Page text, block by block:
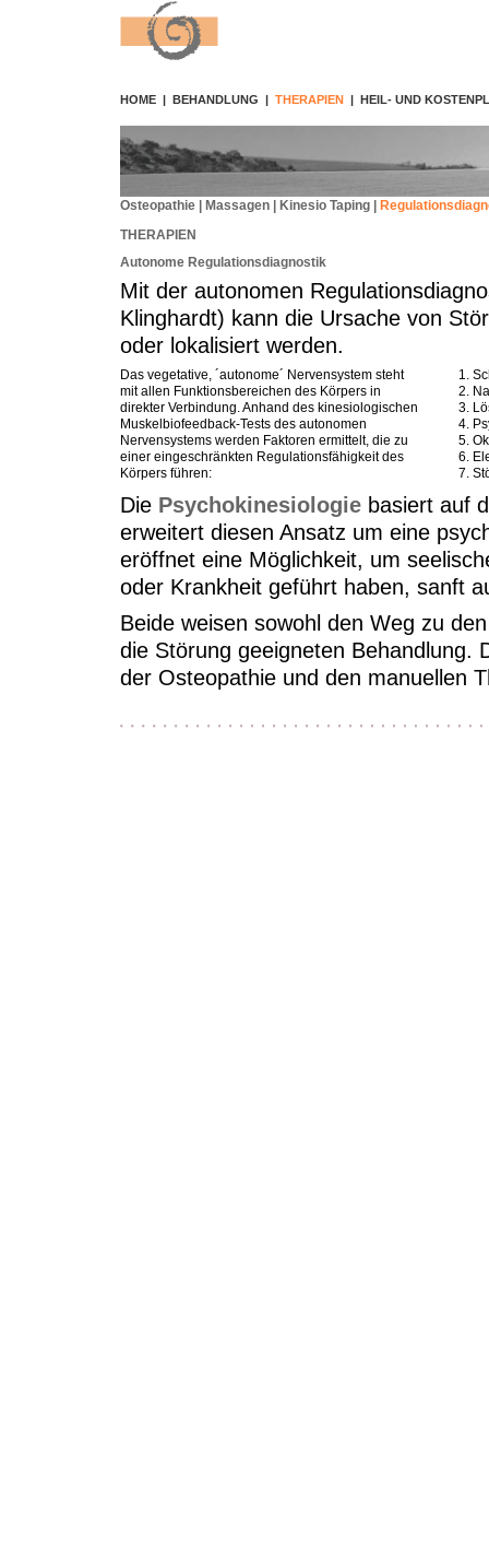
HOME | BEHANDLUNG | THERAPIEN | HEIL- UND
Osteopathie Massagen Kinesio Taping
THERAPIEN
Autonome Regulationsdiagnostik
Mit der autonomen
Klinghardt) kann die Ursache von
oder lokalisiert werden.
Das vegetative, ´autonome´ Nervensystem steht
mit allen Funktionsbereichen des Körpers in
direkter Verbindung. Anhand des kinesiologischen
Muskelbiofeedback-Tests des autonomen
Nervensystems werden Faktoren ermittelt, die zu
einer eingeschränkten Regulationsfähigkeit des
Körpers führen:
1.
2.
3.
4.
5.
6.
7.
Die Psychokinesiologie basiert auf
erweitert diesen Ansatz um eine
eröffnet eine Möglichkeit, um
oder Krankheit geführt haben, sanft
Beide weisen sowohl den Weg zu
die Störung geeigneten Behandlung.
der Osteopathie und den manuellen